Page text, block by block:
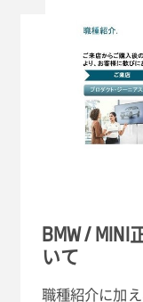
BMW /
いて
職種紹介に加